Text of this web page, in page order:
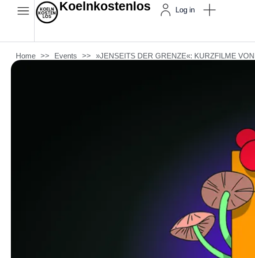
Koelnkostenlos Log in
Home >> Events >> »JENSEITS DER GRENZE«: KURZFILME